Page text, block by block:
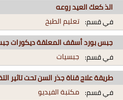
الذ كعك العيد روعه
في قسم: تعليم الطبخ
جبس بورد أسقف المعلقة ديكورات جبس
في قسم: جبسيات
طريقة علاج قناة جذر السن تحت تاثير
في قسم: مكتبة الفيديو